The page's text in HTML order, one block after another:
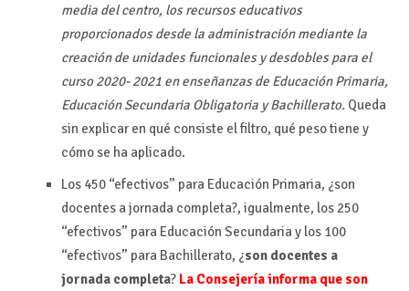
media del centro, los recursos educativos
proporcionados desde la administración mediante la
creación de unidades funcionales y desdobles para el
curso 2020- 2021 en enseñanzas de Educación Primaria,
Educación Secundaria Obligatoria y Bachillerato. Queda
sin explicar en qué consiste el filtro, qué peso tiene y
cómo se ha aplicado.
Los 450 “efectivos” para Educación Primaria, ¿son
docentes a jornada completa?, igualmente, los 250
“efectivos” para Educación Secundaria y los 100
“efectivos” para Bachillerato, ¿son docentes a
jornada completa? La Consejería informa que son